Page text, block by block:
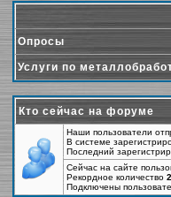
Опросы
Услуги по
Кто сейчас на форуме
Наши пользователи
В системе
Последний
Сейчас на сайте
Рекордное количество
Подключены